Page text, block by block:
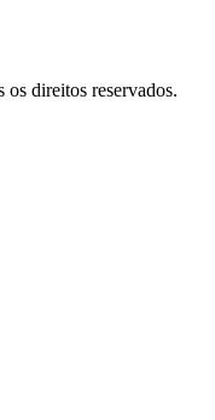
direitos reservados.